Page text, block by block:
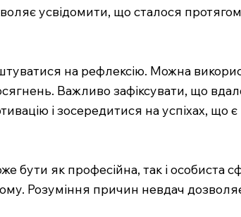
усвідомити, що сталося протягом
на рефлексію. Можна
Важливо зафіксувати, що
і зосередитися на успіхах,
бути як професійна, так і особиста
Розуміння причин невдач